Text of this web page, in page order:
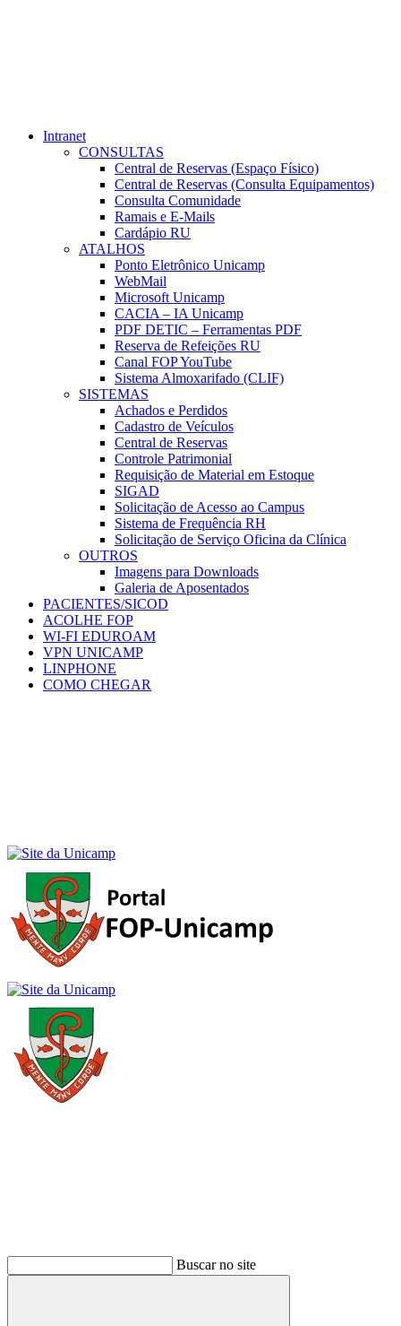
Intranet
CONSULTAS
Central de Reservas (Espaço Físico)
Central de Reservas (Consulta Equipamentos)
Consulta Comunidade
Ramais e E-Mails
Cardápio RU
ATALHOS
Ponto Eletrônico Unicamp
WebMail
Microsoft Unicamp
CACIA – IA Unicamp
PDF DETIC – Ferramentas PDF
Reserva de Refeições RU
Canal FOP YouTube
Sistema Almoxarifado (CLIF)
SISTEMAS
Achados e Perdidos
Cadastro de Veículos
Central de Reservas
Controle Patrimonial
Requisição de Material em Estoque
SIGAD
Solicitação de Acesso ao Campus
Sistema de Frequência RH
Solicitação de Serviço Oficina da Clínica
OUTROS
Imagens para Downloads
Galeria de Aposentados
PACIENTES/SICOD
ACOLHE FOP
WI-FI EDUROAM
VPN UNICAMP
LINPHONE
COMO CHEGAR
Buscar no site